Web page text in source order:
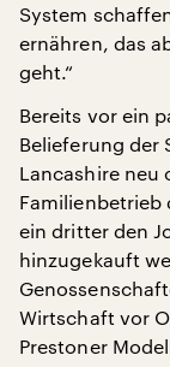
System
ernähren, das
geht.“
Bereits vor ein
Belieferung der
Lancashire neu
Familienbetrieb
ein dritter den
hinzugekauft
Wirtschaft vor
Prestoner